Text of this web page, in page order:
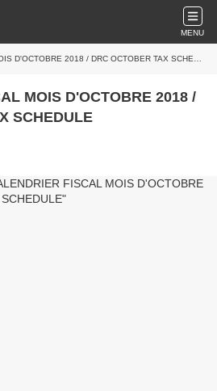
MENU
D'OCTOBRE 2018 / DRC OCTOBER TAX SCHEDULE
MOIS D'OCTOBRE 2018 /
SCHEDULE